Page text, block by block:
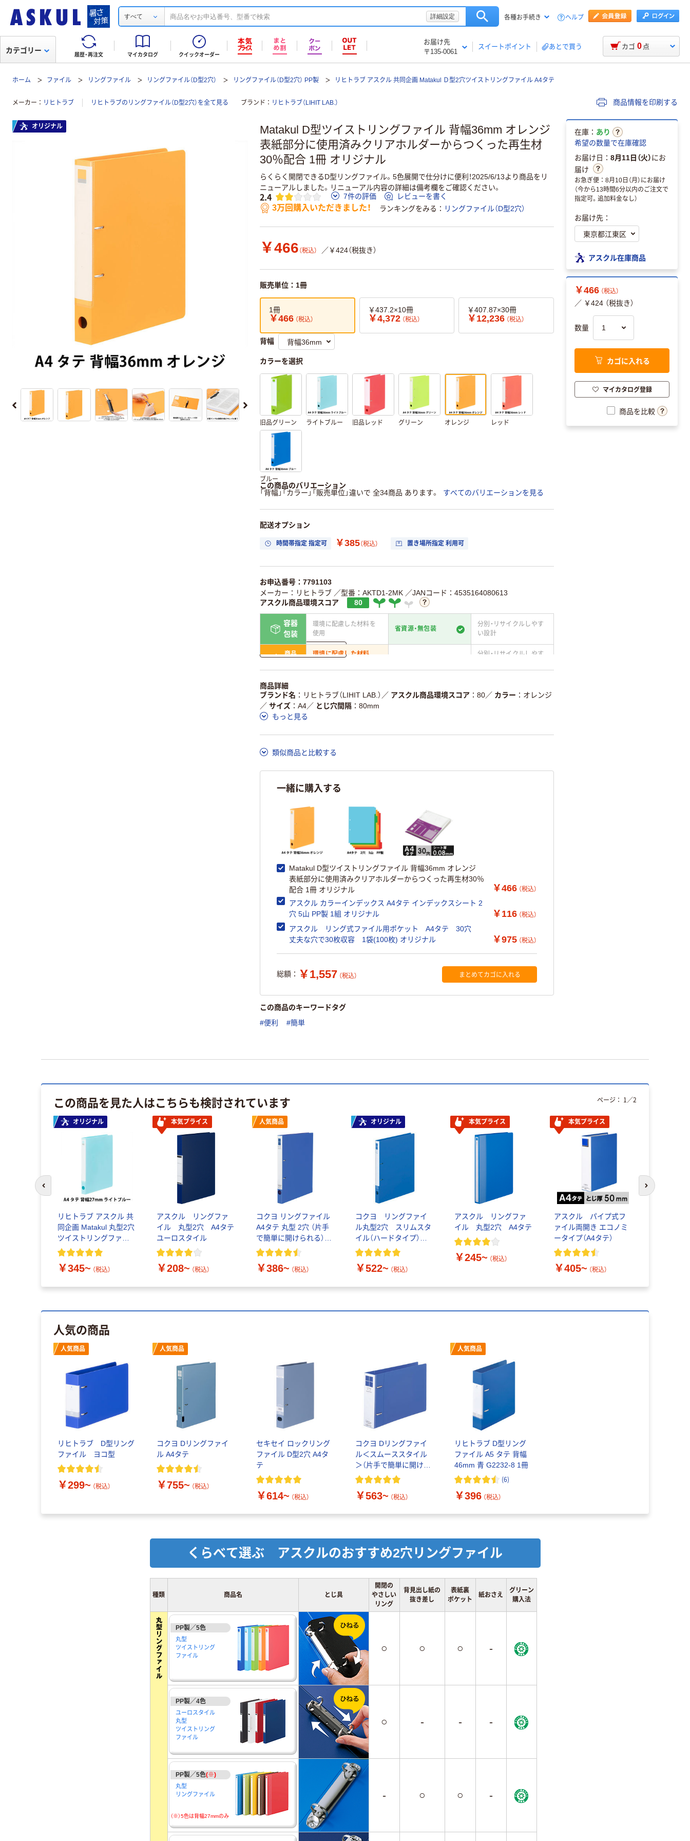
すべて 詳細設定 各種お手続き ヘルプ
履歴・再注文 マイカタログ クイックオーダー
お届け先
〒135-0061
スイートポイント あとで買う
カテゴリー カゴ 0 点
ホーム ファイル リングファイル リングファイル（D型2穴） リングファイル（D型2穴） PP製 リヒトラブ アスクル 共同企画 Matakul Ｄ型2穴ツイストリングファイル A4タテ
メーカー リヒトラブ リヒトラブのリングファイル（D型2穴）を全て見る ブランド リヒトラブ（LIHIT LAB.） 商品情報を印刷する
Matakul D型ツイストリングファイル 背幅36mm オレンジ
表紙部分に使用済みクリアホルダーからつくった再生材
30％配合 1冊 オリジナル
らくらく開閉できるD型リングファイル。5色展開で仕分けに便利！2025/6/13より商品をリ
ニューアルしました。リニューアル内容の詳細は備考欄をご確認ください。
2.4 7件の評価 レビューを書く
3万回購入いただきました！ ランキングをみる リングファイル（D型2穴）
￥466 （税込） ／￥424（税抜き）
販売単位：1冊
1冊
￥466 （税込）
￥437.2×10冊
￥4,372 （税込）
￥407.87×30冊
￥12,236 （税込）
背幅
カラーを選択
旧品グリーン ライトブルー 旧品レッド グリーン オレンジ レッド
ブルー
この商品のバリエーション
「背幅」「カラー」「販売単位」違いで 全34商品 あります。
すべてのバリエーションを見る
配送オプション
時間帯指定 指定可 ￥385（税込） 置き場所指定 利用可
お申込番号：7791103
メーカー：リヒトラブ ／型番：AKTD1-2MK ／JANコード：4535164080613
アスクル商品環境スコア
80
容器
包装
環境に配慮した材料を
使用
省資源・無包装
分別・リサイクルしやす
い設計
商品
環境に配慮した材料
分別・リサイクルしやす
仕組
ある
している
削減
この商品の環境配慮ポイントです。詳しくはページ下部の商品詳細「
ア詳細／加点項目
詳しく見る
商品詳細
ブランド名
リヒトラブ（LIHIT LAB.） ／ アスクル商品環境スコア 80／ カラー
オレンジ
／ サイズ A4／ とじ穴間隔
80mm
もっと見る
類似商品と比較する
一緒に購入する
Matakul D型ツイストリングファイル 背幅36mm オレンジ
表紙部分に使用済みクリアホルダーからつくった再生材30％
配合 1冊 オリジナル
￥466 （税込）
アスクル カラーインデックス A4タテ インデックスシート 2
穴 5山 PP製 1組 オリジナル
￥116 （税込）
アスクル リング式ファイル用ポケット A4タテ 30穴
丈夫な穴で30枚収容 1袋(100枚) オリジナル
￥975 （税込）
総額： ￥1,557 （税込） まとめてカゴに入れる
この商品のキーワードタグ
#便利 #簡単
オリジナル
在庫： あり
希望の数量で在庫確認
お届け日： 8月11日（火）にお
届け
お急ぎ便：8月10日（月）にお届け
（今から13時間6分以内のご注文で
指定可。追加料金なし）
お届け先：
アスクル在庫商品
￥466 （税込）
／ ￥424 （税抜き）
数量
カゴに入れる
マイカタログ登録
商品を比較
この商品を見た人はこちらも検討されています
オリジナル
リヒトラブ アスクル 共
同企画 Matakul 丸型2穴
ツイストリングファイ
ル A4タテ
￥345~ （税込）
本気プライス
アスクル リングファ
イル 丸型2穴 A4タテ
ユーロスタイル
￥208~ （税込）
人気商品
コクヨ リングファイル
A4タテ 丸型 2穴 （片手
で簡単に開けられる）ス
リムスタイル
￥386~ （税込）
オリジナル
コクヨ リングファイ
ル丸型2穴 スリムスタ
イル（ハードタイプ）
A4タテワイド 背幅
￥522~ （税込）
本気プライス
アスクル リングファ
イル 丸型2穴 A4タテ
￥245~ （税込）
本気プライス
アスクル パイプ式フ
ァイル両開き エコノミ
ータイプ（A4タテ）
￥405~ （税込）
ページ： 1 ／2
前のスライドへ 次のスライド
人気の商品
人気商品
リヒトラブ D型リング
ファイル ヨコ型
￥299~ （税込）
人気商品
コクヨ Dリングファイ
ル A4タテ
￥755~ （税込）
セキセイ ロックリング
ファイル D型2穴 A4タ
テ
￥614~ （税込）
コクヨ Dリングファイ
ル＜スムーススタイル
＞（片手で簡単に開けら
れる） A4タテ以外サイ
￥563~ （税込）
人気商品
リヒトラブ D型リング
ファイル A5 タテ 背幅
46mm 青 G2232-8 1冊
(6)
￥396 （税込）
くらべて選ぶ アスクルのおすすめ2穴リングファイル
種類 商品名 とじ具
開閉の
やさしい
リング
背見出し紙の
抜き差し
表紙裏
ポケット
紙おさえ
グリーン
購入法
PP製／5色
丸型
ツイストリング
ファイル
○ ○ ○ -
PP製／4色
ユーロスタイル
丸型
ツイストリング
ファイル
○ - - -
PP製／5色(※)
丸型
リングファイル
（※）5色は背幅27mmのみ
- ○ ○ -